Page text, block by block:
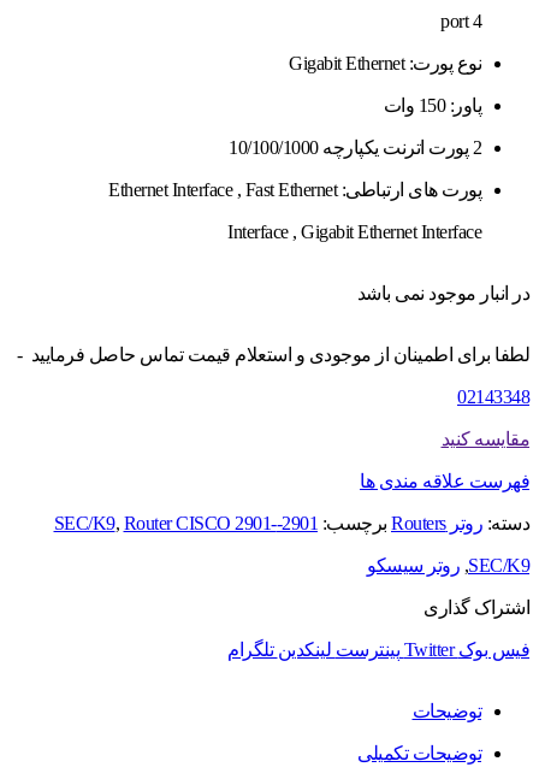
4 port
نوع پورت: Gigabit Ethernet
پاور: 150 وات
2 پورت اترنت یکپارچه 10/100/1000
پورت های ارتباطی: Ethernet Interface, Fast Ethernet
Interface, Gigabit Ethernet Interface
در انبار موجود نمی باشد
لطفا برای اطمینان از موجودی و استعلام قیمت تماس حاصل فرمایید -
02143348
مقایسه کنید
فهرست علاقه مندی ها
دسته: روتر Routers برچسب: 2901-SEC/K9
, Router CISCO 2901-
SEC/K9
, روتر سیسکو
اشتراک گذاری
فیس بوک Twitter پینترست لینکدین تلگرام
توضیحات
توضیحات تکمیلی